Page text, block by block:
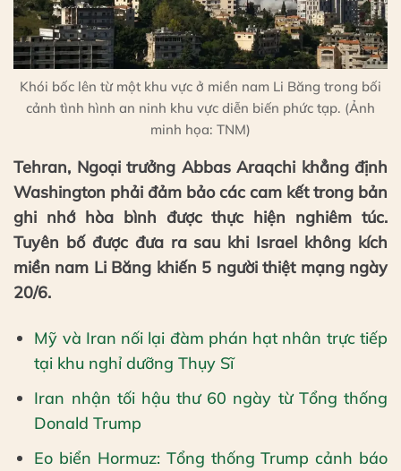
Khói bốc lên từ một khu vực ở miền nam Li Băng trong bối
cảnh tình hình an ninh khu vực diễn biến phức tạp. (Ảnh
minh họa: TNM)
Tehran, Ngoại trưởng Abbas Araqchi khẳng định
Washington phải đảm bảo các cam kết trong bản
ghi nhớ hòa bình được thực hiện nghiêm túc.
Tuyên bố được đưa ra sau khi Israel không kích
miền nam Li Băng khiến 5 người thiệt mạng ngày
20/6.
Mỹ và Iran nối lại đàm phán hạt nhân trực tiếp
tại khu nghỉ dưỡng Thụy Sĩ
Iran nhận tối hậu thư 60 ngày từ Tổng thống
Donald Trump
Eo biển Hormuz: Tổng thống Trump cảnh báo